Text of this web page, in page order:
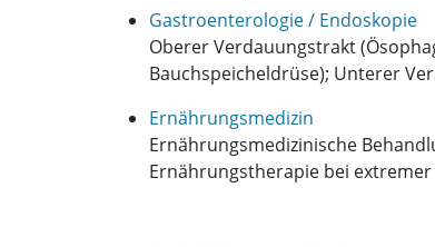
Gastroenterologie / Endoskopie
Oberer Verdauungstrakt
Bauchspeicheldrüse); Unterer
Ernährungsmedizin
Ernährungsmedizinische
Ernährungstherapie bei